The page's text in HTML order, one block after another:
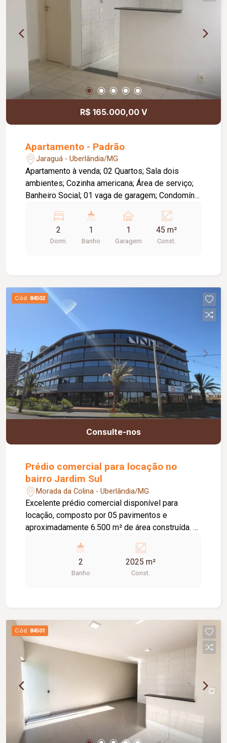
R$ 165.000,00 V
Apartamento - Padrão
Jaraguá - Uberlândia/MG
Apartamento à venda; 02 Quartos; Sala dois
ambientes; Cozinha americana; Área de serviço;
Banheiro Social; 01 vaga de garagem; Condomínio
quadra, playground, salão de festas.
2
Dorm.
1
Banho
1
Garagem
45 m²
Const.
Cód. 84502
Consulte-nos
Prédio comercial para locação no
bairro Jardim Sul
Morada da Colina - Uberlândia/MG
Excelente prédio comercial disponível para
locação, composto por 05 pavimentos e
aproximadamente 6.500 m² de área construída. O
com opções de lojas e salas a partir de R$150
m², permitindo adequação a diferentes
segmentos e necessidades empresariais. Conta
instalar ou expandir seu negócio em um
empreendimento moderno, com ampla estrutura e
flexibilidade de espaços. Entre em contato para
mais informações e agende uma visita.
2
Banho
2025 m²
Const.
Cód. 84501